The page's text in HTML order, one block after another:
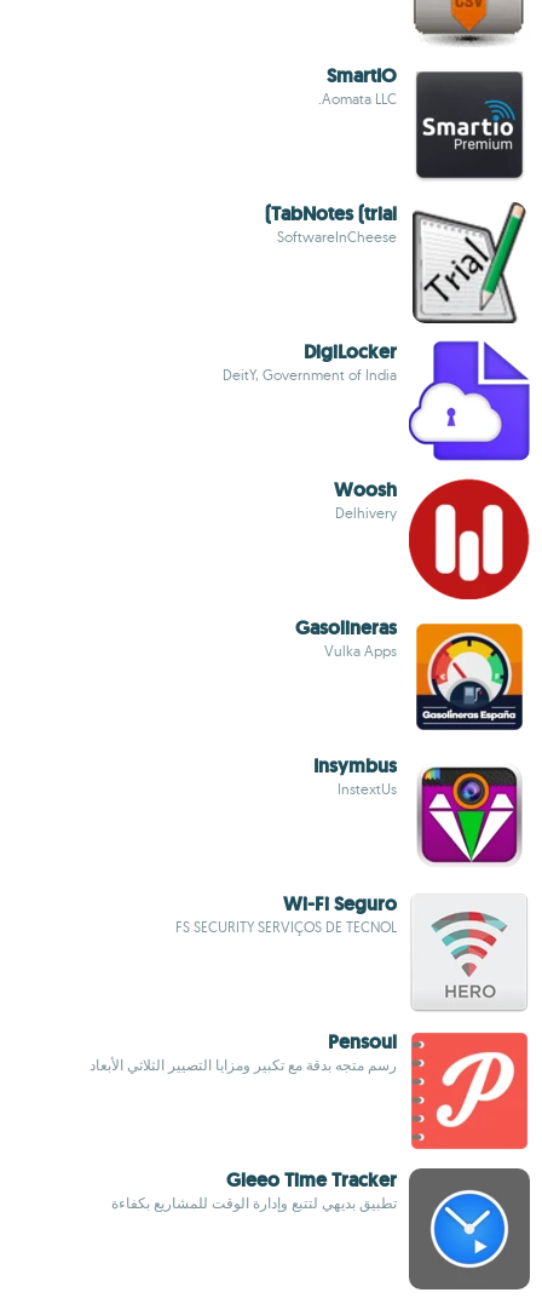
SmartIO
Aomata LLC.
TabNotes (trial)
SoftwareInCheese
DigiLocker
DeitY, Government of India
Woosh
Delhivery
Gasolineras
Vulka Apps
Insymbus
InstextUs
Wi-Fi Seguro
FS SECURITY SERVIÇOS DE TECNOL
Pensoul
رسم متجه بدقة مع تكبير ومزايا التصيير الثلاثي الأبعاد
Gleeo Time Tracker
تطبيق بديهي لتتبع وإدارة الوقت للمشاريع بكفاءة